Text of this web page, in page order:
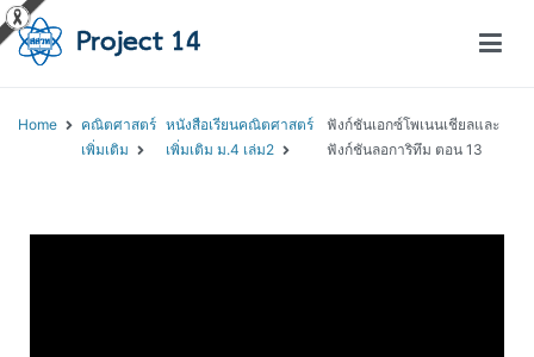
Home
คณิตศาสตร์
เพิ่มเติม
หนังสือเรียนคณิตศาสตร์
เพิ่มเติม ม.4 เล่ม2
ฟังก์ชันเอกซ์โพเนนเชียลและ
ฟังก์ชันลอการิทึม ตอน 13